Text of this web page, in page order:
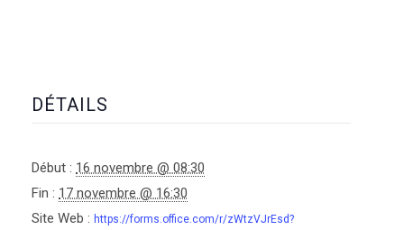
DÉTAILS
Début : 16 novembre @ 08:30
Fin : 17 novembre @ 16:30
Site Web : https://forms.office.com/r/zWtzVJrEsd?